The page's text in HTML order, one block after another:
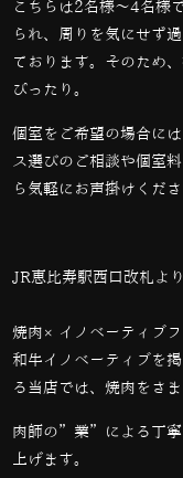
こちらは2名様～4名様
られ、周りを気にせず
ております。そのため
ぴったり。
個室をご希望の場合に
ス選びのご相談や個室
ら気軽にお声掛けくださ
JR恵比寿駅西口改札よ
焼肉×イノベーティブフ
和牛イノベーティブを
る当店では、焼肉をさ
肉師の”業”による丁寧
上げます。